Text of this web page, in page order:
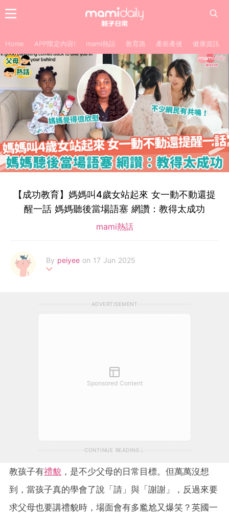
Home APP限定內容! mami熱話 教育路 產前產後 健康資訊
【成功教育】媽媽叫4歲女站起來 女一動不動還提
醒一話 媽媽聽後當場語塞 網讚：教得太成功
mami熱話
By peiyee on 17 Jun 2025
ADVERTISEMENT
Sponsored Content
CONTINUE READING
教孩子有禮貌 ，是不少父母的日常目標。但萬萬沒想
到，當孩子真的學會了說「請」與「謝謝」，反過來要
求父母也要講禮貌時，場面會有多尷尬又爆笑？英國一